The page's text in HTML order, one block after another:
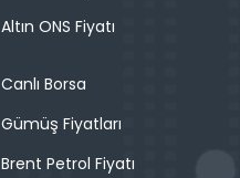
Altın ONS Fiyatı
Canlı Borsa
Gümüş Fiyatları
Brent Petrol Fiyatı